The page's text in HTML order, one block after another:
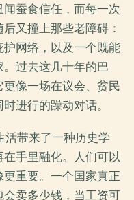
蚕食信任，而每一次
又撞上那些老障碍：
网络，以及一个既能
过去这几十年的巴
像一场在议会、贫民
进行的躁动对话。
活带来了一种历史学
手里融化。人们可以
重要。一个国家真正
卖多少钱，当工资可